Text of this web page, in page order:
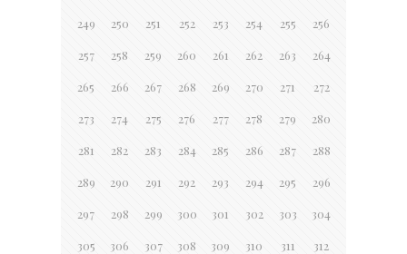
249 250 251 252 253 254 255 256
257 258 259 260 261 262 263 264
265 266 267 268 269 270 271 272
273 274 275 276 277 278 279 280
281 282 283 284 285 286 287 288
289 290 291 292 293 294 295 296
297 298 299 300 301 302 303 304
305 306 307 308 309 310 311 312